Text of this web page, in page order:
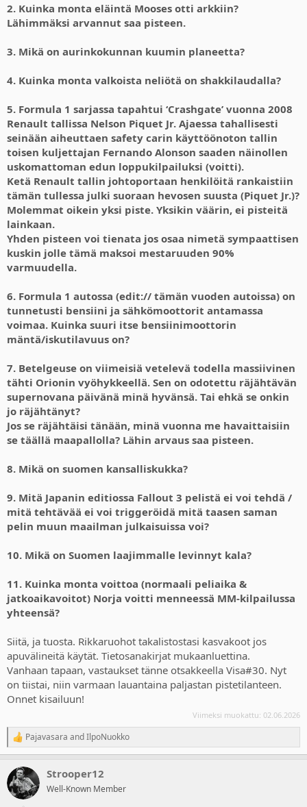
2. Kuinka monta eläintä Mooses otti arkkiin?
Lähimmäksi arvannut saa pisteen.
3. Mikä on aurinkokunnan kuumin planeetta?
4. Kuinka monta valkoista neliötä on shakkilaudalla?
5. Formula 1 sarjassa tapahtui ‘Crashgate’ vuonna 2008
Renault tallissa Nelson Piquet Jr. Ajaessa tahallisesti
seinään aiheuttaen safety carin käyttöönoton tallin
toisen kuljettajan Fernando Alonson saaden näinollen
uskomattoman edun loppukilpailuksi (voitti).
Ketä Renault tallin johtoportaan henkilöitä rankaistiin
tämän tullessa julki suoraan hevosen suusta (Piquet Jr.)?
Molemmat oikein yksi piste. Yksikin väärin, ei pisteitä
lainkaan.
Yhden pisteen voi tienata jos osaa nimetä sympaattisen
kuskin jolle tämä maksoi mestaruuden 90%
varmuudella.
6. Formula 1 autossa (edit:// tämän vuoden autoissa) on
tunnetusti bensiini ja sähkömoottorit antamassa
voimaa. Kuinka suuri itse bensiinimoottorin
mäntä/iskutilavuus on?
7. Betelgeuse on viimeisiä vetelevä todella massiivinen
tähti Orionin vyöhykkeellä. Sen on odotettu räjähtävän
supernovana päivänä minä hyvänsä. Tai ehkä se onkin
jo räjähtänyt?
Jos se räjähtäisi tänään, minä vuonna me havaittaisiin
se täällä maapallolla? Lähin arvaus saa pisteen.
8. Mikä on suomen kansalliskukka?
9. Mitä Japanin editiossa Fallout 3 pelistä ei voi tehdä /
mitä tehtävää ei voi triggeröidä mitä taasen saman
pelin muun maailman julkaisuissa voi?
10. Mikä on Suomen laajimmalle levinnyt kala?
11. Kuinka monta voittoa (normaali peliaika &
jatkoaikavoitot) Norja voitti menneessä MM-kilpailussa
yhteensä?
Siitä, ja tuosta. Rikkaruohot takalistostasi kasvakoot jos
apuvälineitä käytät. Tietosanakirjat mukaanluettina.
Vanhaan tapaan, vastaukset tänne otsakkeella Visa#30. Nyt
on tiistai, niin varmaan lauantaina paljastan pistetilanteen.
Onnet kisailuun!
Viimeksi muokattu: 02.06.2026
R
e
c
t
i
Pajavasara andIlpoNuokko
Strooper12
Well-Known Member